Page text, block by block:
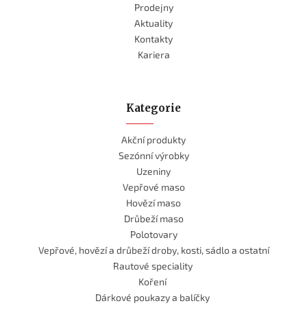
Prodejny
Aktuality
Kontakty
Kariera
Kategorie
Akční produkty
Sezónní výrobky
Uzeniny
Vepřové maso
Hovězí maso
Drůbeží maso
Polotovary
Vepřové, hovězí a drůbeží droby, kosti, sádlo a ostatní
Rautové speciality
Koření
Dárkové poukazy a balíčky